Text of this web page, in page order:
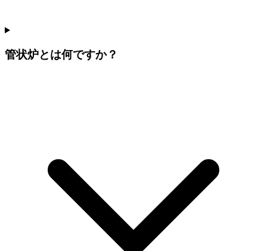
管状炉とは何ですか？